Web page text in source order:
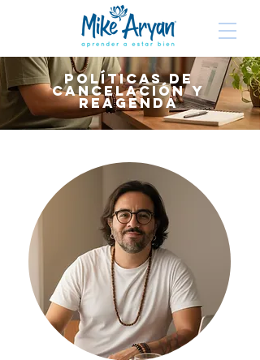
POLÍTICAS DE
CANCELACIÓN Y
REAGENDA